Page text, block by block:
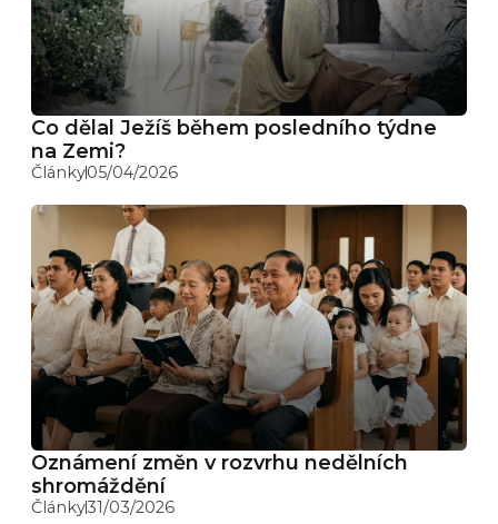
Co dělal Ježíš během posledního týdne
na Zemi?
Články05/04/2026
Oznámení změn v rozvrhu nedělních
shromáždění
Články31/03/2026